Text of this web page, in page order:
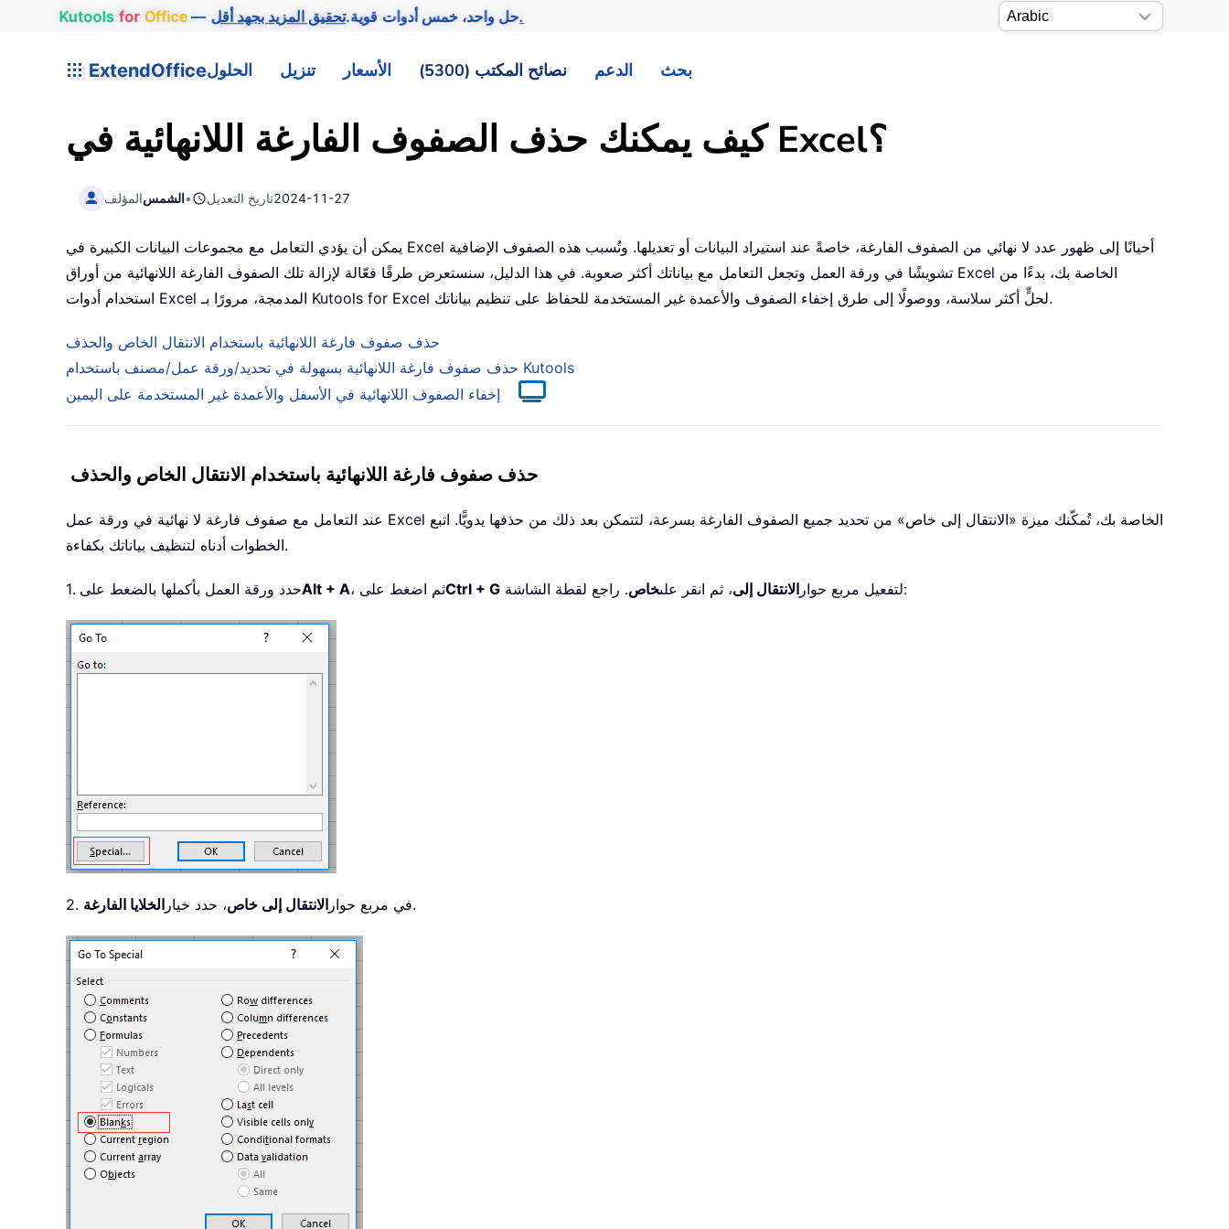
Kutools for Office — حل واحد، خمس أدوات قوية.تحقيق المزيد بجهد أقل.
ExtendOfficeالحلول تنزيل الأسعار نصائح المكتب (5300) الدعم بحث
كيف يمكنك حذف الصفوف الفارغة اللانهائية في Excel؟
المؤلفالشمس• تاريخ التعديل2024-11-27
يمكن أن يؤدي التعامل مع مجموعات البيانات الكبيرة في Excel أحيانًا إلى ظهور عدد لا نهائي من الصفوف الفارغة، خاصةً عند استيراد البيانات أو تعديلها. وتُسبب هذه الصفوف الإضافية
تشويشًا في ورقة العمل وتجعل التعامل مع بياناتك أكثر صعوبة. في هذا الدليل، سنستعرض طرقًا فعّالة لإزالة تلك الصفوف الفارغة اللانهائية من أوراق Excel الخاصة بك، بدءًا من
استخدام أدوات Excel المدمجة، مرورًا بـ Kutools for Excel لحلٍّ أكثر سلاسة، ووصولًا إلى طرق إخفاء الصفوف والأعمدة غير المستخدمة للحفاظ على تنظيم بياناتك.
حذف صفوف فارغة اللانهائية باستخدام الانتقال الخاص والحذف
حذف صفوف فارغة اللانهائية بسهولة في تحديد/ورقة عمل/مصنف باستخدام Kutools
إخفاء الصفوف اللانهائية في الأسفل والأعمدة غير المستخدمة على اليمين
حذف صفوف فارغة اللانهائية باستخدام الانتقال الخاص والحذف
عند التعامل مع صفوف فارغة لا نهائية في ورقة عمل Excel الخاصة بك، تُمكّنك ميزة «الانتقال إلى خاص» من تحديد جميع الصفوف الفارغة بسرعة، لتتمكن بعد ذلك من حذفها يدويًّا. اتبع
الخطوات أدناه لتنظيف بياناتك بكفاءة.
1. حدد ورقة العمل بأكملها بالضغط علىAlt + A ، ثم اضغط علىCtrl + G لتفعيل مربع حوار الانتقال إلى، ثم انقر علىخاص . راجع لقطة الشاشة:
2. في مربع حوار الانتقال إلى خاص، حدد خيار الخلايا الفارغة .